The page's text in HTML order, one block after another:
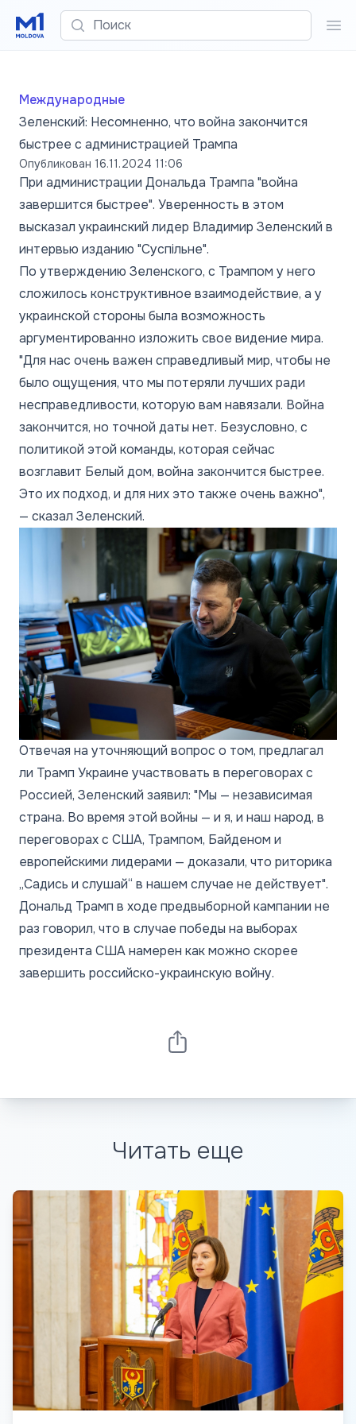
Поиск
Международные
Зеленский: Несомненно, что война закончится
быстрее с администрацией Трампа
Опубликован 16.11.2024 11:06
При администрации Дональда Трампа "война
завершится быстрее". Уверенность в этом
высказал украинский лидер Владимир Зеленский в
интервью изданию "Суспільнe".
По утверждению Зеленского, с Трампом у него
сложилось конструктивное взаимодействие, а у
украинской стороны была возможность
аргументированно изложить свое видение мира.
"Для нас очень важен справедливый мир, чтобы не
было ощущения, что мы потеряли лучших ради
несправедливости, которую вам навязали. Война
закончится, но точной даты нет. Безусловно, с
политикой этой команды, которая сейчас
возглавит Белый дом, война закончится быстрее.
Это их подход, и для них это также очень важно",
— сказал Зеленский.
Отвечая на уточняющий вопрос о том, предлагал
ли Трамп Украине участвовать в переговорах с
Россией, Зеленский заявил: "Мы — независимая
страна. Во время этой войны — и я, и наш народ, в
переговорах с США, Трампом, Байденом и
европейскими лидерами — доказали, что риторика
„Садись и слушай“ в нашем случае не действует".
Дональд Трамп в ходе предвыборной кампании не
раз говорил, что в случае победы на выборах
президента США намерен как можно скорее
завершить российско-украинскую войну.
Читать еще